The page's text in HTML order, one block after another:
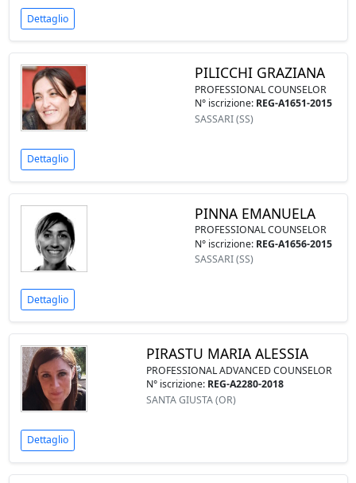
Dettaglio
PILICCHI GRAZIANA
PROFESSIONAL COUNSELOR
N° iscrizione: REG-A1651-2015
SASSARI (SS)
Dettaglio
PINNA EMANUELA
PROFESSIONAL COUNSELOR
N° iscrizione: REG-A1656-2015
SASSARI (SS)
Dettaglio
PIRASTU MARIA ALESSIA
PROFESSIONAL ADVANCED COUNSELOR
N° iscrizione: REG-A2280-2018
SANTA GIUSTA (OR)
Dettaglio